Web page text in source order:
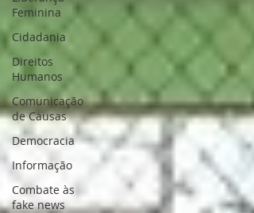
Feminina
Cidadania
Direitos
Humanos
Comunicação
de Causas
Democracia
Informação
Combate às
fake news